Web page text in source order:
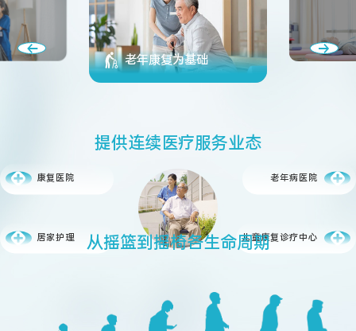
老年康复为基础
提供连续医疗服务业态
康复医院 老年病医院
居家护理 儿童康复诊疗中心
从摇篮到摇椅各生命周期